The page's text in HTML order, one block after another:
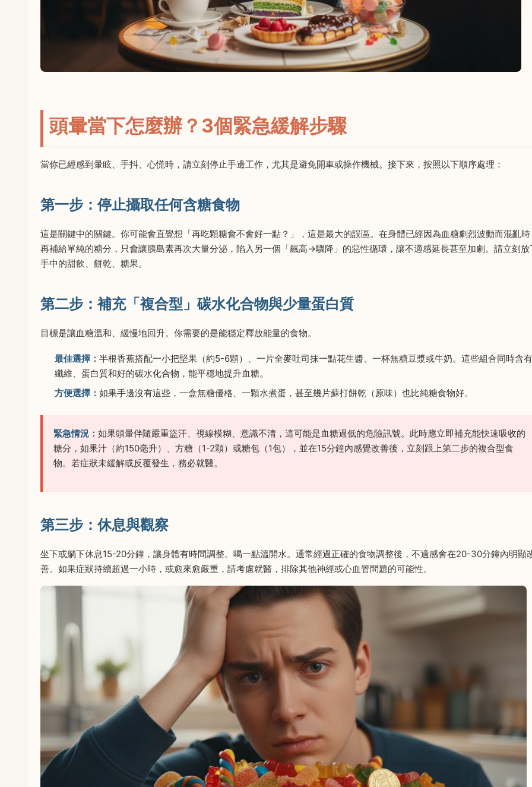
頭暈當下怎麼辦？3個緊急緩解步驟
當你已經感到暈眩、手抖、心慌時，請立刻停止手邊工作，尤其是避免開車或操作機械。接下來，按照以下順序處理：
第一步：停止攝取任何含糖食物
這是關鍵中的關鍵。你可能會直覺想「再吃顆糖會不會好一點？」，這是最大的誤區。在身體已經因為血糖劇烈波動而混亂
再補給單純的糖分，只會讓胰島素再次大量分泌，陷入另一個「飆高→驟降」的惡性循環，讓不適感延長甚至加劇。請立刻放
手中的甜飲、餅乾、糖果。
第二步：補充「複合型」碳水化合物與少量蛋白質
目標是讓血糖溫和、緩慢地回升。你需要的是能穩定釋放能量的食物。
最佳選擇： 半根香蕉搭配一小把堅果（約5-6顆）、一片全麥吐司抹一點花生醬、一杯無糖豆漿或牛奶。這些組合同時含有
纖維、蛋白質和好的碳水化合物，能平穩地提升血糖。
方便選擇： 如果手邊沒有這些，一盒無糖優格、一顆水煮蛋，甚至幾片蘇打餅乾（原味）也比純糖食物好。
緊急情況： 如果頭暈伴隨嚴重盜汗、視線模糊、意識不清，這可能是血糖過低的危險訊號。此時應立即補充能快速吸收的
糖分，如果汁（約150毫升）、方糖（1-2顆）或糖包（1包），並在15分鐘內感覺改善後，立刻跟上第二步的複合型食
物。若症狀未緩解或反覆發生，務必就醫。
第三步：休息與觀察
坐下或躺下休息15-20分鐘，讓身體有時間調整。喝一點溫開水。通常經過正確的食物調整後，不適感會在20-30分鐘內明顯
善。如果症狀持續超過一小時，或愈來愈嚴重，請考慮就醫，排除其他神經或心血管問題的可能性。